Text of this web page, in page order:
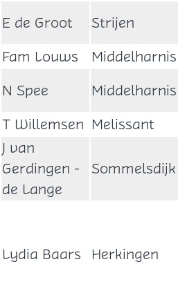
E de Groot Strijen
Fam Louws
Middelharnis
N Spee
Middelharnis
T Willemsen Melissant
J van
Gerdingen -
de Lange
Sommelsdijk
Lydia Baars Herkingen